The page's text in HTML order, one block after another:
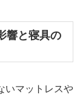
響と寝具の
いマットレスや